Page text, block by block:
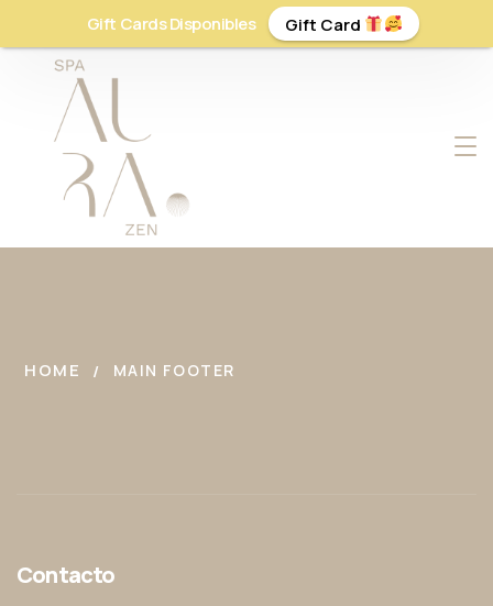
HOME MAIN FOOTER
Contacto
Gift Cards Disponibles Gift Card